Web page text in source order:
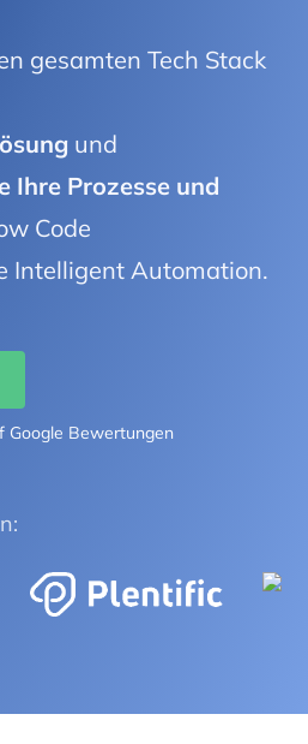
gesamten Tech Stack
und
Ihre Prozesse und
Code
Intelligent Automation.
Google Bewertungen